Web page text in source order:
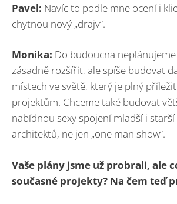
Pavel: Navíc to podle mne ocení i
chytnou nový „drajv“.
Monika: Do budoucna
zásadně rozšířit, ale spíše budovat
místech ve světě, který je plný
projektům. Chceme také budovat
nabídnou sexy spojení mladší i
architektů, ne jen „one man show“.
Vaše plány jsme už probrali, ale
současné projekty? Na čem teď